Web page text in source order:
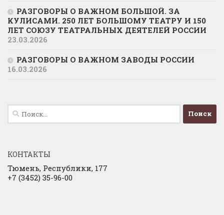
РАЗГОВОРЫ О ВАЖНОМ БОЛЬШОЙ. ЗА
КУЛИСАМИ. 250 ЛЕТ БОЛЬШОМУ ТЕАТРУ И 150
ЛЕТ СОЮЗУ ТЕАТРАЛЬНЫХ ДЕЯТЕЛЕЙ РОССИИ
23.03.2026
РАЗГОВОРЫ О ВАЖНОМ ЗАВОДЫ РОССИИ
16.03.2026
Найти:
КОНТАКТЫ
Тюмень, Республики, 177
+7 (3452) 35-96-00